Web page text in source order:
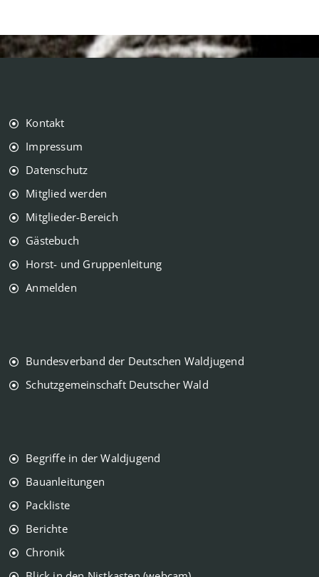
Kontakt
Impressum
Datenschutz
Mitglied werden
Mitglieder-Bereich
Gästebuch
Horst- und Gruppenleitung
Anmelden
Bundesverband der Deutschen Waldjugend
Schutzgemeinschaft Deutscher Wald
Begriffe in der Waldjugend
Bauanleitungen
Packliste
Berichte
Chronik